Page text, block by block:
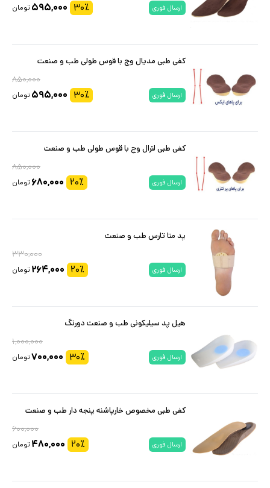
ارسال فوری ۳۰٪ ۵۹۵,۰۰۰ تومان
کفی طبی مدیال وج با قوس طولی طب و صنعت
۸۵۰,۰۰۰
ارسال فوری ۳۰٪ ۵۹۵,۰۰۰ تومان
کفی طبی لترال وج با قوس طولی طب و صنعت
۸۵۰,۰۰۰
ارسال فوری ۲۰٪ ۶۸۰,۰۰۰ تومان
پد متا تارس طب و صنعت
۳۳۰,۰۰۰
ارسال فوری ۲۰٪ ۲۶۴,۰۰۰ تومان
هیل پد سیلیکونی طب و صنعت دورنگ
۱,۰۰۰,۰۰۰
ارسال فوری ۳۰٪ ۷۰۰,۰۰۰تومان
کفی طبی مخصوص خارپاشنه پنجه دار طب و صنعت
۶۰۰,۰۰۰
ارسال فوری ۲۰٪ ۴۸۰,۰۰۰ تومان